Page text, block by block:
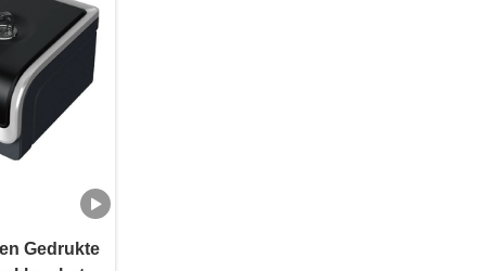
Gedrukte